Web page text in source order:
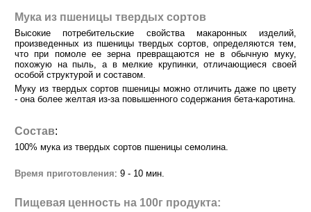
Мука из пшеницы твердых сортов
Высокие потребительские свойства макаронных изделий,
произведенных из пшеницы твердых сортов, определяются тем,
что при помоле ее зерна превращаются не в обычную муку,
похожую на пыль, а в мелкие крупинки, отличающиеся своей
особой структурой и составом.
Муку из твердых сортов пшеницы можно отличить даже по цвету
- она более желтая из-за повышенного содержания бета-каротина.
Состав:
100% мука из твердых сортов пшеницы семолина.
Время приготовления: 9 - 10 мин.
Пищевая ценность на 100г продукта: